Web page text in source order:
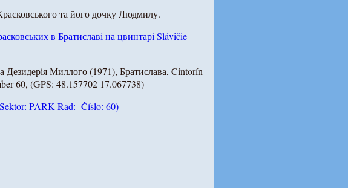
та його дочку Людмилу.
в Братиславі на цвинтарі Slávičie
Дезидерія Миллого (1971), Братислава, Cintorín
60, (GPS: 48.157702 17.067738)
PARK Rad: -Číslo: 60)